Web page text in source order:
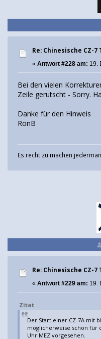
Re: Chinesische CZ-
« Antwort #228 am: 19.
Bei den vielen
Zeile gerutscht - Sorry.
Danke für den Hinweis
RonB
Es recht zu machen
Re: Chinesische CZ-
« Antwort #229 am: 19.
Zitat
Der Start einer CZ-7A mit
möglicherweise schon für
Uhr MEZ vorgesehen.